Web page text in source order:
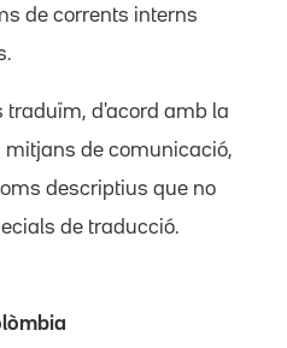
de corrents interns
traduïm, d'acord amb la
de comunicació,
descriptius que no
de traducció.